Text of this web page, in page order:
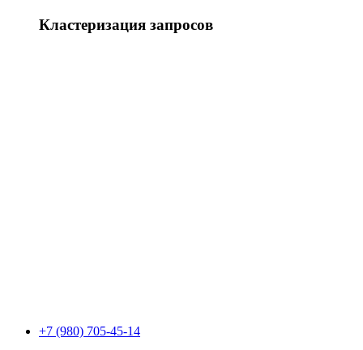
Кластеризация запросов
+7 (980) 705-45-14